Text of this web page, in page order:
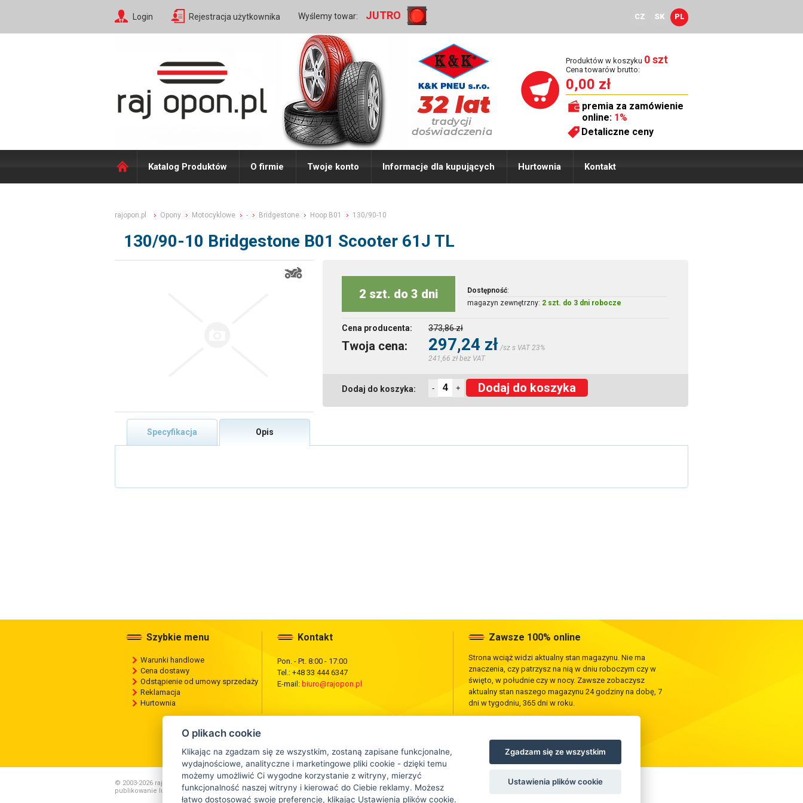
Login Rejestracja użytkownika Wyślemy towar: JUTRO CZ SK PL
Produktów w koszyku 0 szt
Cena towarów brutto:
0,00 zł
premia za zamówienie
online: 1%
Detaliczne ceny
Katalog Produktów O firmie Twoje konto Informacje dla kupujących Hurtownia Kontakt
rajopon.pl Opony Motocyklowe - Bridgestone Hoop B01 130/90-10
130/90-10 Bridgestone B01 Scooter 61J TL
2 szt. do 3 dni Dostępność:
magazyn zewnętrzny: 2 szt. do 3 dni robocze
Cena producenta: 373,86 zł
Twoja cena: 297,24 zł /sz s VAT 23%
241,66 zł bez VAT
Dodaj do koszyka: - + Dodaj do koszyka
Specyfikacja Opis
Szybkie menu
Warunki handlowe
Cena dostawy
Odstąpienie od umowy sprzedaży
Reklamacja
Hurtownia
Kontakt
Pon. - Pt. 8:00 - 17:00
Tel.: +48 33 444 6347
E-mail: biuro@rajopon.pl
Zawsze 100% online
Strona wciąż widzi aktualny stan magazynu. Nie ma
znaczenia, czy patrzysz na nią w dniu roboczym czy w
święto, w południe czy w nocy. Zawsze zobaczysz
aktualny stan naszego magazynu 24 godziny na dobę, 7
dni w tygodniu, 365 dni w roku.
© 2003-2026 rajopon.pl , Wszelkie kopiowanie ,
publikowanie lub rozpowszechnianie zawartości tej strony jest zabronione.
O plikach cookie
Klikając na zgadzam się ze wszystkim, zostaną zapisane funkcjonalne,
wydajnościowe, analityczne i marketingowe pliki cookie - dzięki temu
możemy umożliwić Ci wygodne korzystanie z witryny, mierzyć
funkcjonalność naszej witryny i kierować do Ciebie reklamy. Możesz
łatwo dostosować swoje preferencje, klikając Ustawienia plików cookie.
Zgadzam się ze wszystkim
Ustawienia plików cookie